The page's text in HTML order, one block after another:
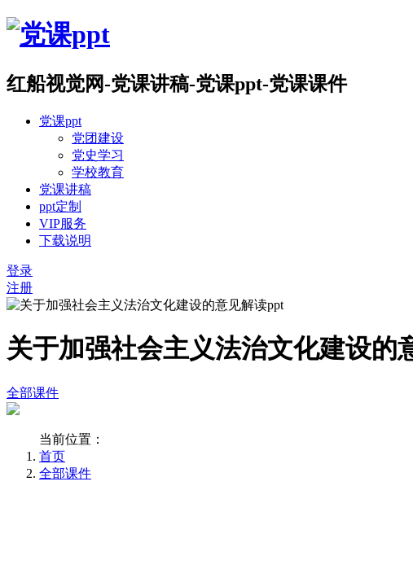
红船视觉网-党课讲稿-党课ppt-党课课件
党课ppt
党团建设
党史学习
学校教育
党课讲稿
ppt定制
VIP服务
下载说明
登录
注册
关于加强社会主义法治文化建设的
全部课件
当前位置：
首页
全部课件